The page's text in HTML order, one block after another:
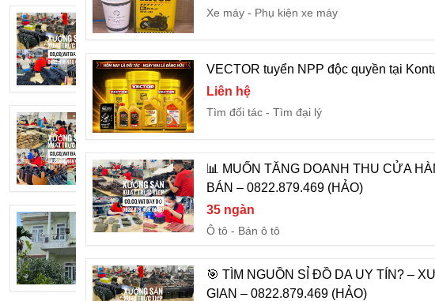
🎯 TÌM NGUỒN SỈ ĐỒ DA UY TÍN? – XƯỞNG
35 ngàn
Ô tô
Bán ô tô
🏆 TÌM NGUỒN HÀNG CHẤT LƯỢNG GIỮ CHÂN
35 ngàn
Đồ dùng
Đồ dùng văn phòng
Chỉ 5 tỷ sở hữu ngay biệt thự nhà vườn 600m² xách
5 tỷ
Bất động sản
Bán nhà, căn hộ
Xe máy
Phụ kiện xe máy
VECTOR tuyển NPP độc quyền tại
Liên hệ
Tìm đối tác
Tìm đại lý
📊 MUỐN TĂNG DOANH THU CỬA
BÁN – 0822.879.469 (HẢO)
35 ngàn
Ô tô
Bán ô tô
🎯 TÌM NGUỒN SỈ ĐỒ DA UY TÍN? –
GIAN – 0822.879.469 (HẢO)